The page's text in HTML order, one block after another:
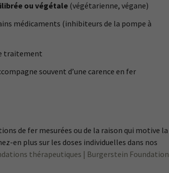
ou végétale (végétarienne, végane)
médicaments (inhibiteurs de la pompe à
traitement
souvent d’une carence en fer
de fer mesurées ou de la raison qui motive la
en plus sur les doses individuelles dans nos
thérapeutiques | Burgerstein Foundation